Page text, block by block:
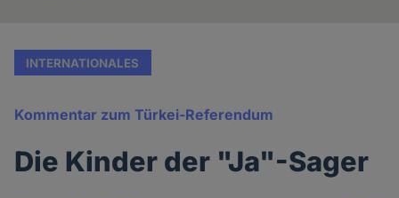
INTERNATIONALES
Kommentar zum Türkei-Referendum
Die Kinder der "Ja"-Sager